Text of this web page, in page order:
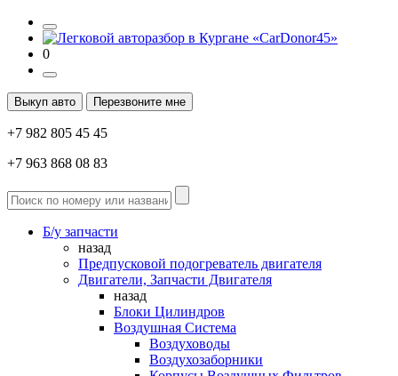
0
Выкуп авто Перезвоните мне
+7 982 805 45 45
+7 963 868 08 83
Б/у запчасти
назад
Предпусковой подогреватель двигателя
Двигатели, Запчасти Двигателя
назад
Блоки Цилиндров
Воздушная Система
Воздуховоды
Воздухозаборники